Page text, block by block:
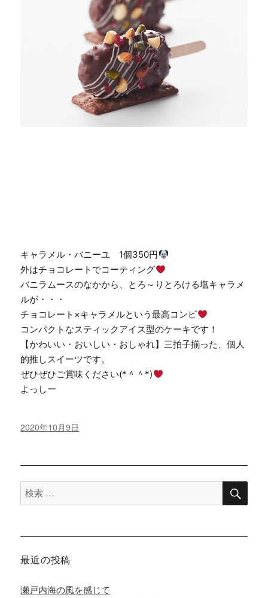
キャラメル・バニーユ 1個350円
外はチョコレートでコーティング
バニラムースのなかから、とろ～りとろける塩キャラメ
ルが・・・
チョコレート×キャラメルという最高コンビ
コンパクトなスティックアイス型のケーキです！
【かわいい・おいしい・おしゃれ】三拍子揃った、個人
的推しスイーツです。
ぜひぜひご賞味ください(*＾＾*)
よっしー
投
2020年10月9日
検
索
象:
検
最近の投稿
瀬戸内海の風を感じて